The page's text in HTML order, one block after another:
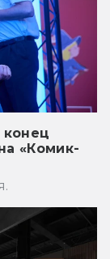
«Комик-